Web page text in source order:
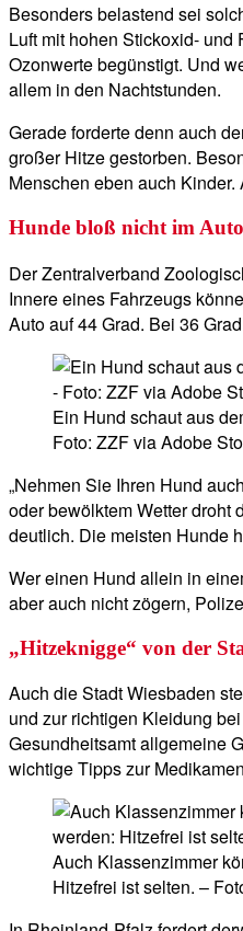
Besonders belastend sei
Luft mit hohen Stickoxid-
Ozonwerte begünstigt. Und
allem in den Nachtstunden.
Gerade forderte denn auch
großer Hitze gestorben.
Menschen eben auch
Hunde bloß nicht im
Der Zentralverband
Innere eines Fahrzeugs
Auto auf 44 Grad. Bei 36
Ein Hund schaut aus
Foto: ZZF via Adobe
„Nehmen Sie Ihren Hund
oder bewölktem Wetter droht
deutlich. Die meisten Hunde
Wer einen Hund allein in
aber auch nicht zögern,
„Hitzeknigge“ von der
Auch die Stadt Wiesbaden
und zur richtigen Kleidung
Gesundheitsamt allgemeine
wichtige Tipps zur
Auch Klassenzimmer
Hitzefrei ist selten. –